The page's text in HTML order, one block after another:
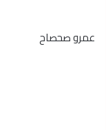
عمرو صحصاح